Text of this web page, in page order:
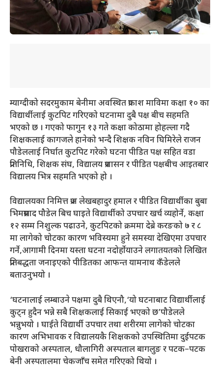
म्याग्दीको सदरमुकाम बेनीमा अवस्थित प्रकाश माविमा कक्षा १० का
विद्यार्थीलाई कुटपिट गरिएको घटनामा दुबै पक्ष बीच सहमति
भएको छ । गएको फागुन १३ गते कक्षा कोठामा होहल्ला गदै
शिक्षकलाई कागजले हानेको भन्दै शिक्षक नविन घिमिरेले राजन
पौडेललाई निर्घात कुटपिट गरेको घटना पीडित पक्ष सहित वडा
प्रतिनिधि, शिक्षक संघ, विद्यालय प्रशासन र पीडित पक्षबीच आइतबार
विद्यालय भित्र सहमति भएको हो ।
विद्यालयका निमित्त प्रअ लेखबहादुर हमाल र पीडित विद्यार्थीका बुबा
भिमप्रसाद पौडेल बिच घाइते विद्यार्थीको उपचार खर्च व्यहोर्ने, कक्षा
१२ सम्म निशुल्क पढाउने, कुटपिटको क्रममा देब्रे करङको ७ र ८
मा लागेको चोटका कारण भविस्यमा हुने समस्या देखिएमा उपचार
गर्ने,आगामी दिनमा यस्ता घटना नदोर्होयाउने लगातयतको लिखित
प्रतिबद्धता जनाइएको पीडितका आफन्त यामनाथ कँडेलले
बताउनुभयो ।
‘घटनालाई लम्बाउने पक्षमा दुबै थिएनौ,‘यो घटनाबाट विद्यार्थीलाई
कुट्न हुदैन भन्ने सबै शिक्षकलाई सिकाई भएको छ’पौडेलले
भन्नुभयो । घाईते विद्यार्थी उपचार तथा शरीरमा लागेको चोटका
कारण अभिभावक र विद्यालयकै शिक्षकको उपस्थितिमा दुईपटक
पोखराको अस्पताल, धौलागिरी अस्पताल बागलुङ र पटक–पटक
बेनी अस्पतालमा चेकजाँच समेत गरिएको थियो ।